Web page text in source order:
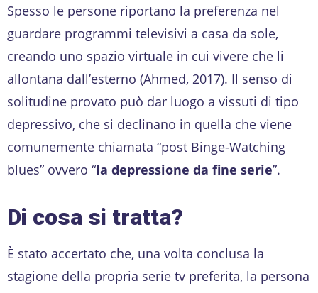
Spesso le persone riportano la preferenza nel
guardare programmi televisivi a casa da sole,
creando uno spazio virtuale in cui vivere che li
allontana dall’esterno (Ahmed, 2017). Il senso di
solitudine provato può dar luogo a vissuti di tipo
depressivo, che si declinano in quella che viene
comunemente chiamata “post Binge-Watching
blues” ovvero “la depressione da fine serie”.
Di cosa si tratta?
È stato accertato che, una volta conclusa la
stagione della propria serie tv preferita, la persona